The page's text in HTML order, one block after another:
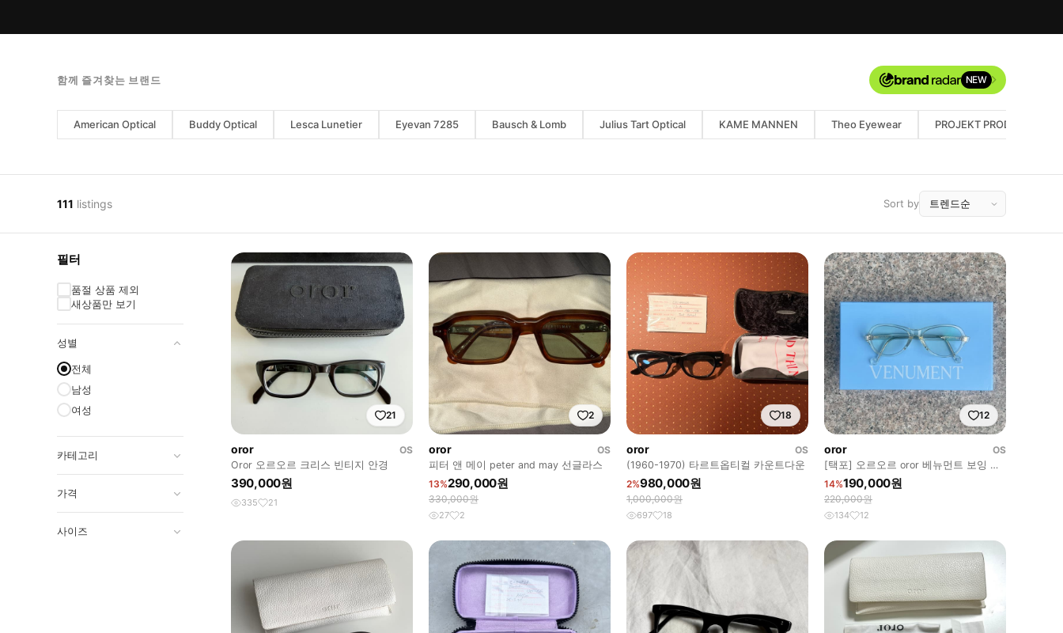
함께 즐겨찾는 브랜드 NEW
American Optical Buddy Optical Lesca Lunetier Eyevan 7285 Bausch & Lomb Julius Tart Optical KAME MANNEN Theo Eyewear PROJEKT PRODUKT
111 listings Sort by
필터
품절 상품 제외
새상품만 보기
성별
전체
남성
여성
카테고리
가격
사이즈
21
oror
OS
Oror 오르오르 크리스 빈티지 안경
390,000원
335 21
2
oror
OS
피터 앤 메이 peter and may 선글라스
13%290,000원
330,000원
27 2
18
oror
OS
(1960-1970) 타르트옵티컬 카운트다운
2%980,000원
1,000,000원
697 18
12
oror
OS
[택포] 오르오르 oror 베뉴먼트 보잉 안
경 클리어테
14%190,000원
220,000원
134 12